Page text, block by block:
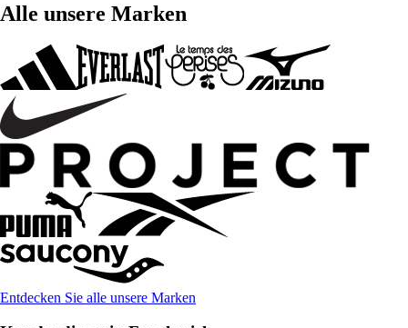
Alle unsere Marken
Entdecken Sie alle unsere Marken